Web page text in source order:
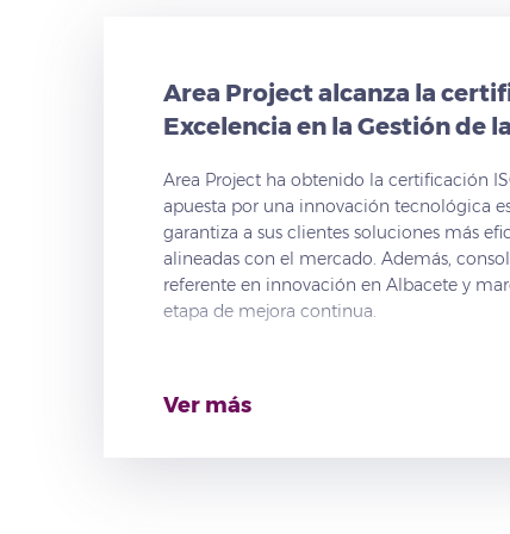
Area Project alcanza la
Excelencia en la Gestión de
Area Project ha obtenido la certificación
apuesta por una innovación tecnológica
garantiza a sus clientes soluciones más
alineadas con el mercado. Además,
referente en innovación en Albacete y
etapa de mejora continua.
Ver más